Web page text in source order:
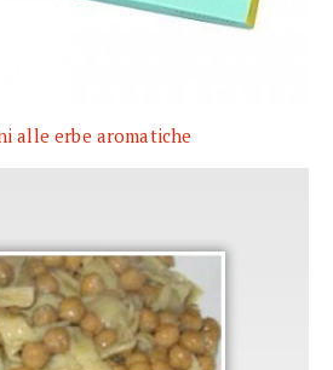
alle erbe aromatiche